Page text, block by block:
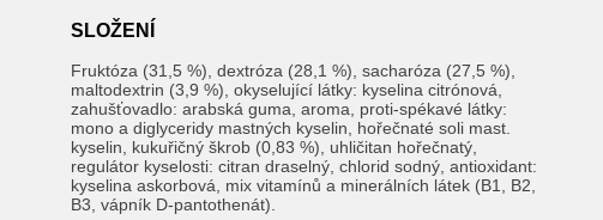
SLOŽENÍ
Fruktóza (31,5 %), dextróza (28,1 %), sacharóza (27,5 %),
maltodextrin (3,9 %), okyselující látky: kyselina citrónová,
zahušťovadlo: arabská guma, aroma, proti-spékavé látky:
mono a diglyceridy mastných kyselin, hořečnaté soli mast.
kyselin, kukuřičný škrob (0,83 %), uhličitan hořečnatý,
regulátor kyselosti: citran draselný, chlorid sodný, antioxidant:
kyselina askorbová, mix vitamínů a minerálních látek (B1, B2,
B3, vápník D-pantothenát).